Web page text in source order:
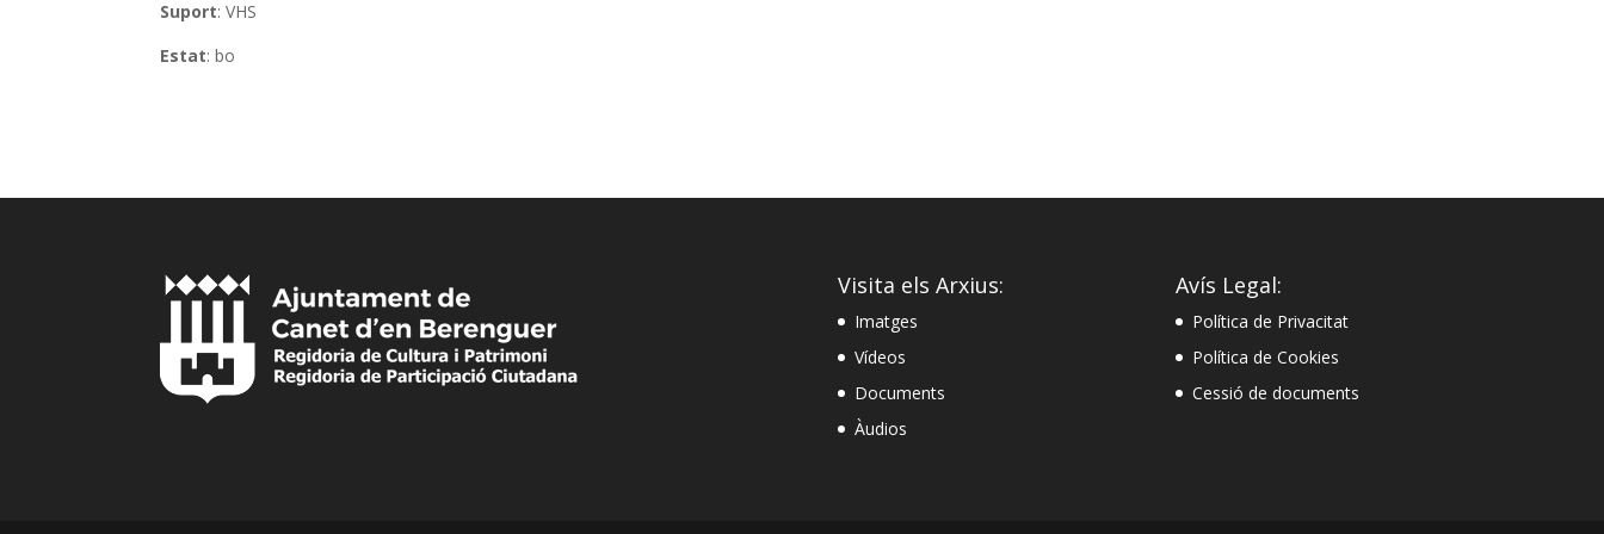
Suport: VHS
Estat: bo
Visita els Arxius:
Imatges
Vídeos
Documents
Àudios
Avís Legal:
Política de Privacitat
Política de Cookies
Cessió de documents